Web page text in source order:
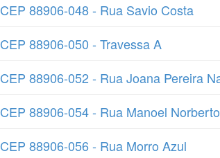
CEP 88906-048 - Rua Savio Costa
CEP 88906-050 - Travessa A
CEP 88906-052 - Rua Joana Pereira
CEP 88906-054 - Rua Manoel
CEP 88906-056 - Rua Morro Azul